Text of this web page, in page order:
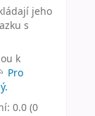
jeho
s
k
Pro
0.0 (0